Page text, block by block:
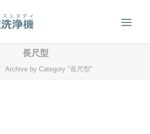
長尺型
Archive by Category "長尺型"